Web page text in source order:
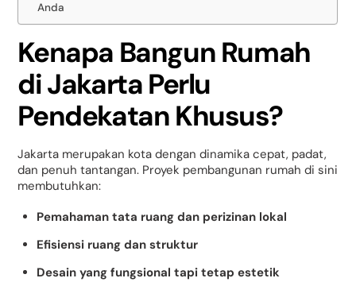
Anda
Kenapa Bangun Rumah
di Jakarta Perlu
Pendekatan Khusus?
Jakarta merupakan kota dengan dinamika cepat, padat,
dan penuh tantangan. Proyek pembangunan rumah di sini
membutuhkan:
Pemahaman tata ruang dan perizinan lokal
Efisiensi ruang dan struktur
Desain yang fungsional tapi tetap estetik